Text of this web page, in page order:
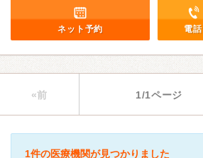
ネット予約 電話
«前 1/1ページ
1件の医療機関が見つかりました